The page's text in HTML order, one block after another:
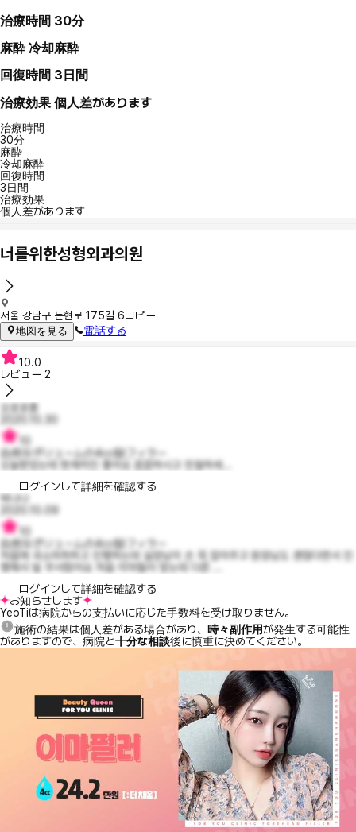
治療時間 30分
麻酔 冷却麻酔
回復時間 3日間
治療効果 個人差があります
治療時間
30分
麻酔
冷却麻酔
回復時間
3日間
治療効果
個人差があります
너를위한성형외과의원
서울 강남구 논현로 175길 6コピー
地図を見る 電話する
10.0
レビュー 2
오로로롱
2020.10.30
自然なボリュームの4cc額フィラー
오늘받았는데 현재까진 좋아요 꼼꼼하시고 친절하세...
ログインして詳細を確認する
박나나
2020.10.09
自然なボリュームの4cc額フィラー
처음에 국소마취하고 진행하는데 실장님이 손 꼭 잡아주고 원장님도 괜찮다면서 진
행해서 덜 무서웠어요 처음 이마필러 맞는데 다른 ...
ログインして詳細を確認する
お知らせします
YeoTiは病院からの支払いに応じた手数料を受け取りません。
施術の結果は個人差がある場合があり、 時々副作用が発生する可能性
がありますので、病院と十分な相談後に慎重に決めてください。